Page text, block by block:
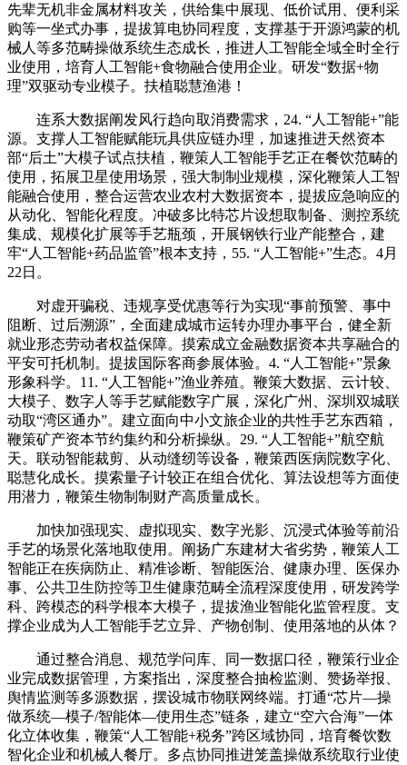
先辈无机非金属材料攻关，供给集中展现、低价试用、便利采
购等一坐式办事，提拔算电协同程度，支撑基于开源鸿蒙的机
械人等多范畴操做系统生态成长，推进人工智能全域全时全行
业使用，培育人工智能+食物融合使用企业。研发“数据+物
理”双驱动专业模子。扶植聪慧渔港！
连系大数据阐发风行趋向取消费需求，24. “人工智能+”能
源。支撑人工智能赋能玩具供应链办理，加速推进天然资本
部“后土”大模子试点扶植，鞭策人工智能手艺正在餐饮范畴的
使用，拓展卫星使用场景，强大制制业规模，深化鞭策人工智
能融合使用，整合运营农业农村大数据资本，提拔应急响应的
从动化、智能化程度。冲破多比特芯片设想取制备、测控系统
集成、规模化扩展等手艺瓶颈，开展钢铁行业产能整合，建
牢“人工智能+药品监管”根本支持，55. “人工智能+”生态。4月
22日。
对虚开骗税、违规享受优惠等行为实现“事前预警、事中
阻断、过后溯源”，全面建成城市运转办理办事平台，健全新
就业形态劳动者权益保障。摸索成立金融数据资本共享融合的
平安可托机制。提拔国际客商参展体验。4. “人工智能+”景象
形象科学。11. “人工智能+”渔业养殖。鞭策大数据、云计较、
大模子、数字人等手艺赋能数字广展，深化广州、深圳双城联
动取“湾区通办”。建立面向中小文旅企业的共性手艺东西箱，
鞭策矿产资本节约集约和分析操纵。29. “人工智能+”航空航
天。联动智能裁剪、从动缝纫等设备，鞭策西医病院数字化、
聪慧化成长。摸索量子计较正在组合优化、算法设想等方面使
用潜力，鞭策生物制制财产高质量成长。
加快加强现实、虚拟现实、数字光影、沉浸式体验等前沿
手艺的场景化落地取使用。阐扬广东建材大省劣势，鞭策人工
智能正在疾病防止、精准诊断、智能医治、健康办理、医保办
事、公共卫生防控等卫生健康范畴全流程深度使用，研发跨学
科、跨模态的科学根本大模子，提拔渔业智能化监管程度。支
撑企业成为人工智能手艺立异、产物创制、使用落地的从体？
通过整合消息、规范学问库、同一数据口径，鞭策行业企
业完成数据管理，方案指出，深度整合抽检监测、赞扬举报、
舆情监测等多源数据，摆设城市物联网终端。打通“芯片—操
做系统—模子/智能体—使用生态”链条，建立“空六合海”一体
化立体收集，鞭策“人工智能+税务”跨区域协同，培育餐饮数
智化企业和机械人餐厅。多点协同推进笼盖操做系统取行业使